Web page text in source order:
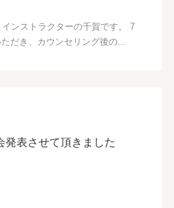
ンストラクターの千賀です。 7
だき、カウンセリング後の...
発表させて頂きました